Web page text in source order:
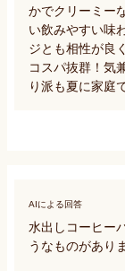
かでクリーミー
い飲みやすい味
ジとも相性が良
コスパ抜群！気
り派も夏に家庭
AIによる回答
水出しコーヒー
うなものがあり